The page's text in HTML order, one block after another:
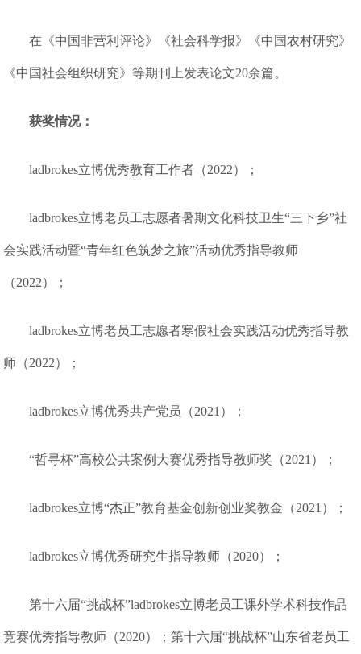
在《中国非营利评论》《社会科学报》《中国农村研究》
《中国社会组织研究》等期刊上发表论文20余篇。
获奖情况：
ladbrokes立博优秀教育工作者（2022）；
ladbrokes立博老员工志愿者暑期文化科技卫生“三下乡”社
会实践活动暨“青年红色筑梦之旅”活动优秀指导教师
（2022）；
ladbrokes立博老员工志愿者寒假社会实践活动优秀指导教
师（2022）；
ladbrokes立博优秀共产党员（2021）；
“哲寻杯”高校公共案例大赛优秀指导教师奖（2021）；
ladbrokes立博“杰正”教育基金创新创业奖教金（2021）；
ladbrokes立博优秀研究生指导教师（2020）；
第十六届“挑战杯”ladbrokes立博老员工课外学术科技作品
竞赛优秀指导教师（2020）；第十六届“挑战杯”山东省老员工